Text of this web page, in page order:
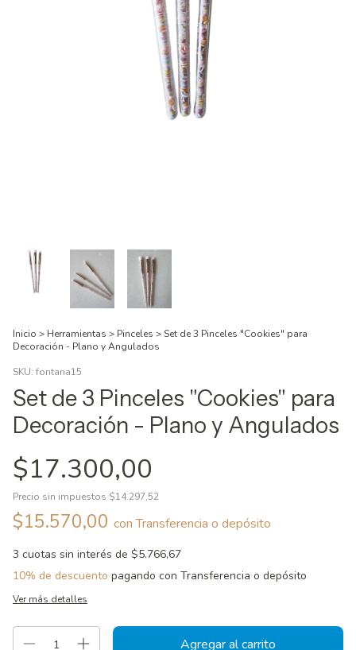
Inicio > Herramientas > Pinceles >Set de 3 Pinceles "Cookies" para
Decoración - Plano y Angulados
SKU: fontana15
Set de 3 Pinceles "Cookies" para
Decoración - Plano y Angulados
$17.300,00
Precio sin impuestos $14.297,52
$15.570,00 con Transferencia o depósito
3 cuotas sin interés de $5.766,67
10% de descuento pagando con Transferencia o depósito
Ver más detalles